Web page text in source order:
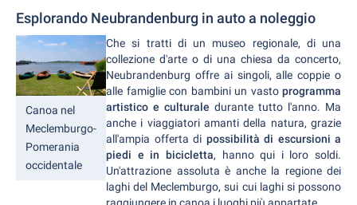
Esplorando Neubrandenburg in auto a noleggio
Canoa nel
Meclemburgo-
Pomerania
occidentale
Che si tratti di un museo regionale, di una
collezione d'arte o di una chiesa da concerto,
Neubrandenburg offre ai singoli, alle coppie o
alle famiglie con bambini un vastoprogramma
artistico e culturale durante tutto l'anno. Ma
anche i viaggiatori amanti della natura, grazie
all'ampia offerta di possibilità di escursioni a
piedi e in bicicletta, hanno qui i loro soldi.
Un'attrazione assoluta è anche la regione dei
laghi del Meclemburgo, sui cui laghi si possono